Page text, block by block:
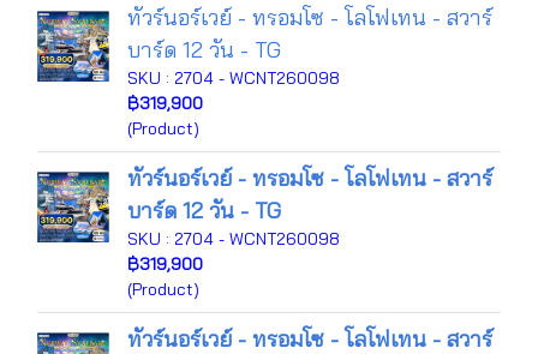
ทัวร์นอร์เวย์ - ทรอมโซ - โลโฟเทน - สวาร์
บาร์ด 12 วัน - TG
SKU : 2704 - WCNT260098
฿319,900
(Product)
ทัวร์นอร์เวย์ - ทรอมโซ - โลโฟเทน - สวาร์
บาร์ด 12 วัน - TG
SKU : 2704 - WCNT260098
฿319,900
(Product)
ทัวร์นอร์เวย์ - ทรอมโซ - โลโฟเทน - สวาร์